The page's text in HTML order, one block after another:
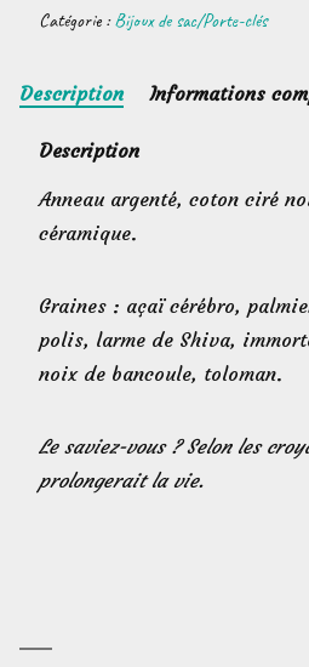
de
noix
bancoule
beige
Catégorie :Bijoux de sac/Porte-clés
Description Informations
Description
Anneau argenté, coton ciré
céramique.
Graines : açaï cérébro,
polis, larme de Shiva,
noix de bancoule, toloman.
Le saviez-vous ? Selon les
prolongerait la vie.